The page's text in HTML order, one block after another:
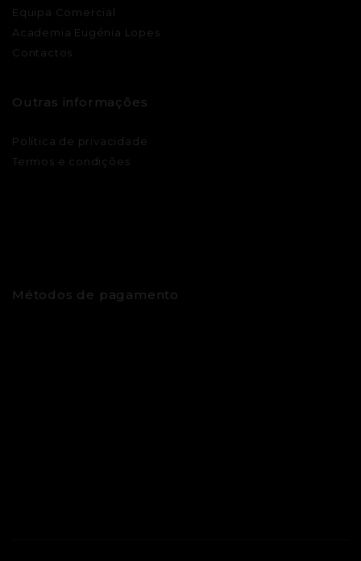
Equipa Comercial
Academia Eugénia Lopes
Contactos
Outras informações
Política de privacidade
Termos e condições
Métodos de pagamento